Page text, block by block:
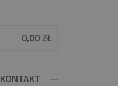
0,00 ZŁ
KONTAKT